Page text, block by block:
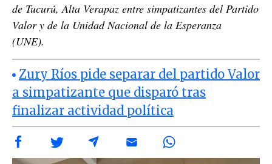
de Tucurú, Alta Verapaz entre simpatizantes del Partido
Valor y de la Unidad Nacional de la Esperanza
(UNE).
Zury Ríos pide separar del partido Valor
a simpatizante que disparó tras
finalizar actividad política